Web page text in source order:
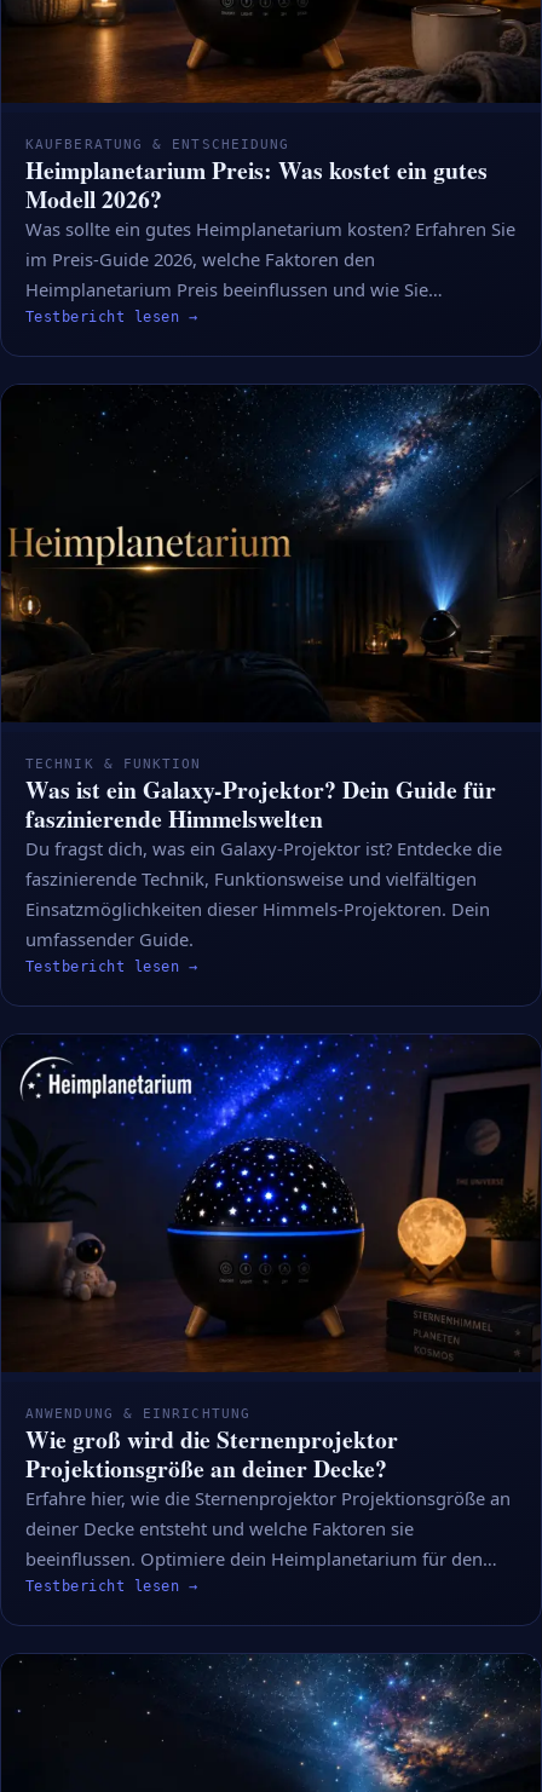
KAUFBERATUNG & ENTSCHEIDUNG
Heimplanetarium Preis: Was kostet ein gutes
Modell 2026?
Was sollte ein gutes Heimplanetarium kosten? Erfahren Sie
im Preis-Guide 2026, welche Faktoren den
Heimplanetarium Preis beeinflussen und wie Sie…
Testbericht lesen →
TECHNIK & FUNKTION
Was ist ein Galaxy-Projektor? Dein Guide für
faszinierende Himmelswelten
Du fragst dich, was ein Galaxy-Projektor ist? Entdecke die
faszinierende Technik, Funktionsweise und vielfältigen
Einsatzmöglichkeiten dieser Himmels-Projektoren. Dein
umfassender Guide.
Testbericht lesen →
ANWENDUNG & EINRICHTUNG
Wie groß wird die Sternenprojektor
Projektionsgröße an deiner Decke?
Erfahre hier, wie die Sternenprojektor Projektionsgröße an
deiner Decke entsteht und welche Faktoren sie
beeinflussen. Optimiere dein Heimplanetarium für den…
Testbericht lesen →